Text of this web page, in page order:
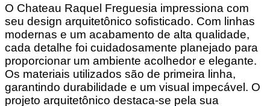
O Chateau Raquel Freguesia impressiona com
seu design arquitetônico sofisticado. Com linhas
modernas e um acabamento de alta qualidade,
cada detalhe foi cuidadosamente planejado para
proporcionar um ambiente acolhedor e elegante.
Os materiais utilizados são de primeira linha,
garantindo durabilidade e um visual impecável. O
projeto arquitetônico destaca-se pela sua